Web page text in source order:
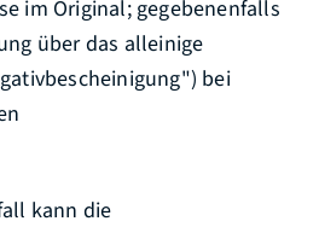
im Original; gegebenenfalls
über das alleinige
bei
kann die